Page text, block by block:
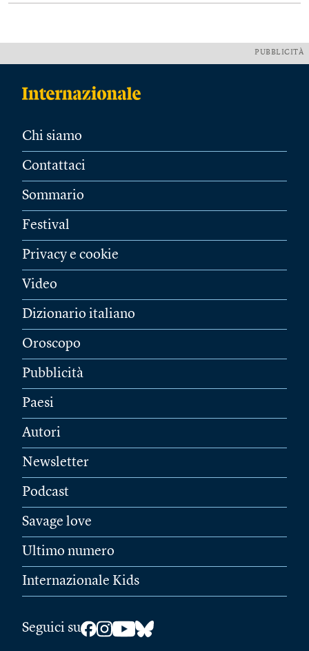
PUBBLICITÀ
Chi siamo
Contattaci
Sommario
Festival
Privacy e cookie
Video
Dizionario italiano
Oroscopo
Pubblicità
Paesi
Autori
Newsletter
Podcast
Savage love
Ultimo numero
Internazionale Kids
Seguici su